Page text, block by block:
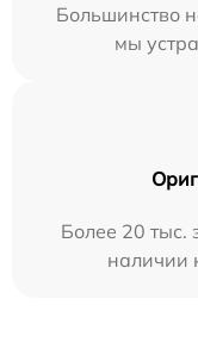
Большинство
мы
Более 20 тыс.
наличии